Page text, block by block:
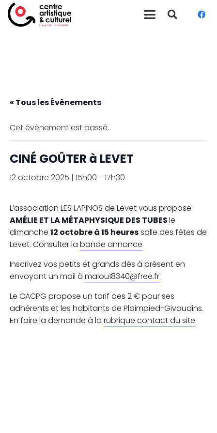
« Tous les Évènements
Cet évènement est passé.
CINÉ GOÛTER à LEVET
12 octobre 2025 | 15h00 - 17h30
L’association LES LAPINOS de Levet vous propose
AMÉLIE ET LA MÉTAPHYSIQUE DES TUBESle
dimanche 12 octobre à 15 heuressalle des fêtes de
Levet. Consulter la bande annonce
Inscrivez vos petits et grands dès à présent en
envoyant un mail à malou18340@free.fr.
Le CACPG propose un tarif des 2 € pour ses
adhérents et les habitants de Plaimpied-Givaudins.
En faire la demande à la rubrique contact du site.